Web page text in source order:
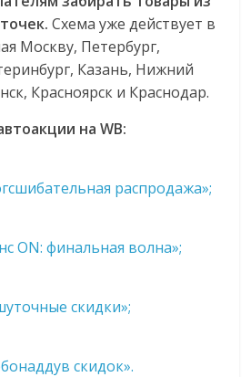
Схема уже действует в
Москву, Петербург,
Казань, Нижний
Красноярск и Краснодар.
на WB:
распродажа»;
ON: финальная волна»;
скидки»;
скидок».